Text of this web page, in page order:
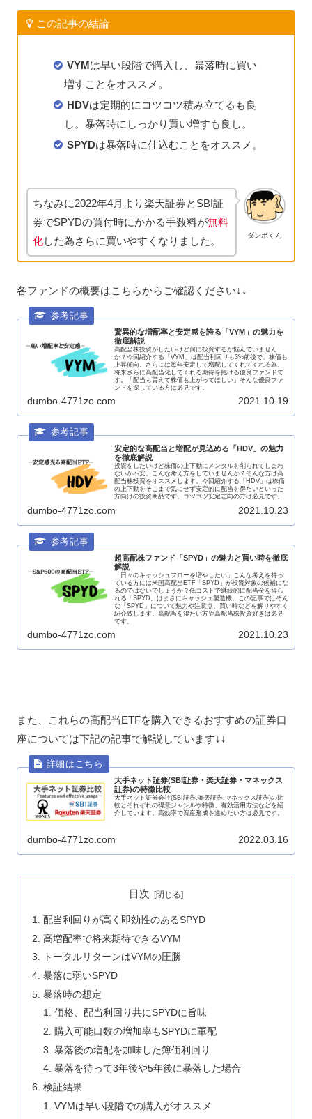
この記事の結論
VYMは早い段階で購入し、暴落時に買い
増すことをオススメ。
HDVは定期的にコツコツ積み立てるも良
し。暴落時にしっかり買い増すも良し。
SPYDは暴落時に仕込むことをオススメ。
ダンボくん
ちなみに2022年4月より楽天証券とSBI証
券でSPYDの買付時にかかる手数料が無料
化した為さらに買いやすくなりました。
各ファンドの概要はこちらからご確認ください↓↓
驚異的な増配率と安定感を誇る「VYM」の魅力を
徹底解説
高配当株投資がしたいけど何に投資するか悩んでいません
か？今回紹介する「VYM」は配当利回りも3%前後で、株価も
上昇傾向。さらには毎年安定して増配してくれてくれる為、
将来さらに高配当化してくれる期待を抱ける優良ファンドで
す。「配当も貰えて株価も上がってほしい」そんな優良ファ
ンドを探している方は必見です。
dumbo-4771zo.com 2021.10.19
安定的な高配当と増配が見込める「HDV」の魅力
を徹底解説
投資をしたいけど株価の上下動にメンタルを削られてしまわ
ないか不安。こんな考え方をしていませんか？そんな方は高
配当株投資をオススメします。今回紹介する「HDV」は株価
の上下動をそこまで気にせず安定的に配当を得たいといった
方向けの投資商品です。コツコツ安定志向の方は必見です。
dumbo-4771zo.com 2021.10.23
超高配株ファンド「SPYD」の魅力と買い時を徹底
解説
「日々のキャッシュフローを増やしたい」こんな考えを持っ
ている方には米国高配当ETF「SPYD」が投資対象の候補にな
るのではないでしょうか？低コストで継続的に配当金を得ら
れる「SPYD」はまさにキャッシュ製造機。この記事ではそん
な「SPYD」について魅力や注意点、買い時などを解りやすく
紹介致します。高配当を得たい方や高配当株投資好きは必見
です。
dumbo-4771zo.com 2021.10.23
また、これらの高配当ETFを購入できるおすすめの証券口
座については下記の記事で解説しています↓↓
大手ネット証券(SBI証券・楽天証券・マネックス
証券)の特徴比較
大手ネット証券会社(SBI証券,楽天証券,マネックス証券)の比
較とそれぞれの得意ジャンルや特徴、有効活用方法などを紹
介しています。高効率で資産形成を進めたい方は必見です。
dumbo-4771zo.com 2022.03.16
目次
配当利回りが高く即効性のあるSPYD
高増配率で将来期待できるVYM
トータルリターンはVYMの圧勝
暴落に弱いSPYD
暴落時の想定
価格、配当利回り共にSPYDに旨味
購入可能口数の増加率もSPYDに軍配
暴落後の増配を加味した簿価利回り
暴落を待って3年後や5年後に暴落した場合
検証結果
VYMは早い段階での購入がオススメ